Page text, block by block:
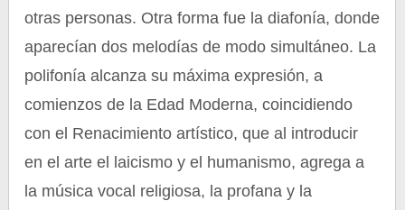
otras personas. Otra forma fue la diafonía, donde
aparecían dos melodías de modo simultáneo. La
polifonía alcanza su máxima expresión, a
comienzos de la Edad Moderna, coincidiendo
con el Renacimiento artístico, que al introducir
en el arte el laicismo y el humanismo, agrega a
la música vocal religiosa, la profana y la